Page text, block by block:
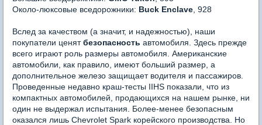
Около-люксовые вседорожники: Buck Enclave , 928
Вслед за качеством (а значит, и надежностью), наши
покупатели ценятбезопасность автомобиля. Здесь прежде
всего играют роль размеры автомобиля. Американские
автомобили, как правило, имеют больший размер, а
дополнительное железо защищает водителя и пассажиров.
Проведенные недавно краш-тесты IIHS показали, что из
компактных автомобилей, продающихся на нашем рынке, ни
один не выдержал испытания. Более-менее безопасным
оказался лишь Chevrolet Spark корейского производства. Но